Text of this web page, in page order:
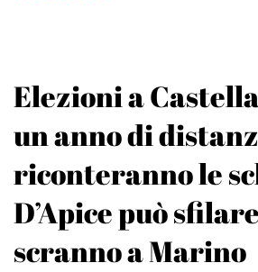
Elezioni a
un anno di
riconteranno le
D’Apice può
scranno a Marino